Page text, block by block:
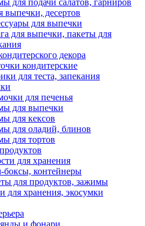
для подачи салатов, гарниров
выпечки, десертов
для выпечки
для выпечки, пакеты для
декора
кондитерские
для теста, запекания
для печенья
для выпечки
для кексов
для оладий, блинов
для тортов
для хранения
боксы, контейнеры
для продуктов, зажимы
для хранения, экосумки
и фонари